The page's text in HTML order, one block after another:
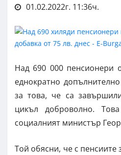
01.02.2022г. 11:36ч.
Над 690 000 пенсионери
еднократно
за това, че са
цикъл доброволно.
социалният министър
Той обясни, че с